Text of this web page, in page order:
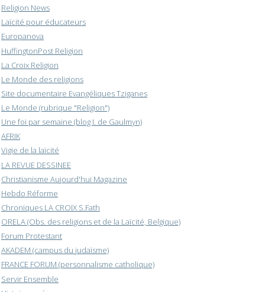
Religion News
Laïcité pour éducateurs
Europanova
HuffingtonPost Religion
La Croix Religion
Le Monde des religions
Site documentaire Evangéliques Tziganes
Le Monde (rubrique "Religion")
Une foi par semaine (blog I. de Gaulmyn)
AFRIK
Vigie de la laïcité
LA REVUE DESSINEE
Christianisme Aujourd'hui Magazine
Hebdo Réforme
Chroniques LA CROIX S.Fath
ORELA (Obs. des religions et de la Laïcité, Belgique)
Forum Protestant
AKADEM (campus du judaïsme)
FRANCE FORUM (personnalisme catholique)
Servir Ensemble